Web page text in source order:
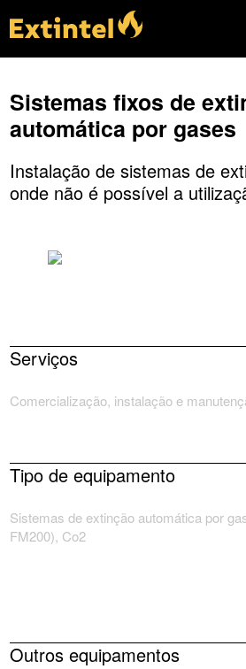
Sistemas fixos de
automática por gases
Instalação de sistemas de
onde não é possível a
Serviços
Comercialização, instalação e
Tipo de equipamento
Sistemas de extinção automática por
FM200), Co2
Outros equipamentos